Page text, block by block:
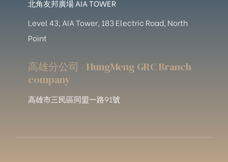
北角友邦廣場 AIA TOWER
Level 43, AIA Tower, 183 Electric Road, North
Point
高雄分公司 - HungMeng GRC Branch
company
高雄市三民區同盟一路91號